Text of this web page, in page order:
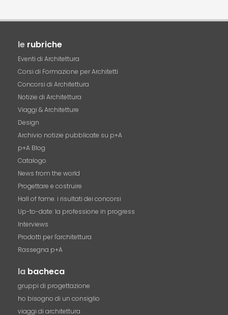
le rubriche
Eventi di Architettura
Corsi di Formazione per Architetti
Concorsi di Architettura
Notizie di Architettura
Viaggi & Architetture
Design
Archivio notizie pubblicate su p+A
p+A Blog
Catalogo
News from the world
Progettare e costruire
Hall of fame. i risultati dei concorsi
Up-to-date: la professione in progress
Interviews
Prodotti per l'architettura
Rassegna p+A
la bacheca
gruppi di progettazione
ho bisogno di un consiglio
viaggi di architettura